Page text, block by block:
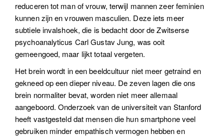
reduceren tot man of vrouw, terwijl mannen zeer feminien
kunnen zijn en vrouwen masculien. Deze iets meer
subtiele invalshoek, die is bedacht door de Zwitserse
psychoanalyticus Carl Gustav Jung, was ooit
gemeengoed, maar lijkt totaal vergeten.
Het brein wordt in een beeldcultuur niet meer getraind en
gekneed op een dieper niveau. De zeven lagen die ons
brein normaliter bevat, worden niet meer allemaal
aangeboord. Onderzoek van de universiteit van Stanford
heeft vastgesteld dat mensen die hun smartphone veel
gebruiken minder empathisch vermogen hebben en